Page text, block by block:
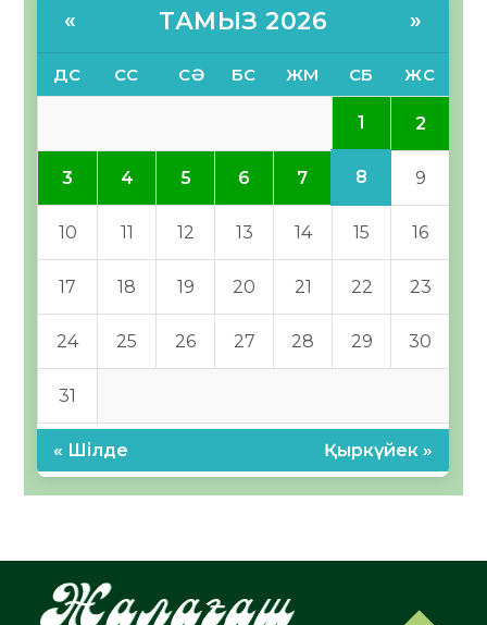
« ТАМЫЗ 2026 »
ДС СС СӘ БС ЖМ СБ ЖС
1 2
3 4 5 6 7 8 9
10 11 12 13 14 15 16
17 18 19 20 21 22 23
24 25 26 27 28 29 30
31
« Шілде Қыркүйек »